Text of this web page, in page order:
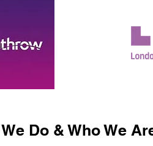
Do & Who We